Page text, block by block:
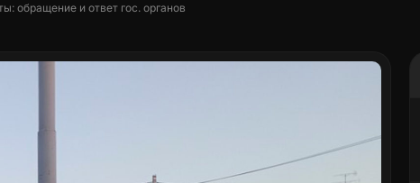
обращение и ответ гос. органов